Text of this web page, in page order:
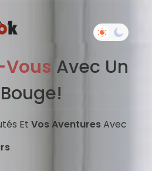
Avec Un
Et Vos AventuresAvec